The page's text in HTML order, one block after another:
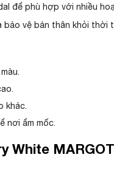
để phù hợp với nhiều
bảo vệ bản thân khỏi thời
khác.
nơi ẩm mốc.
White